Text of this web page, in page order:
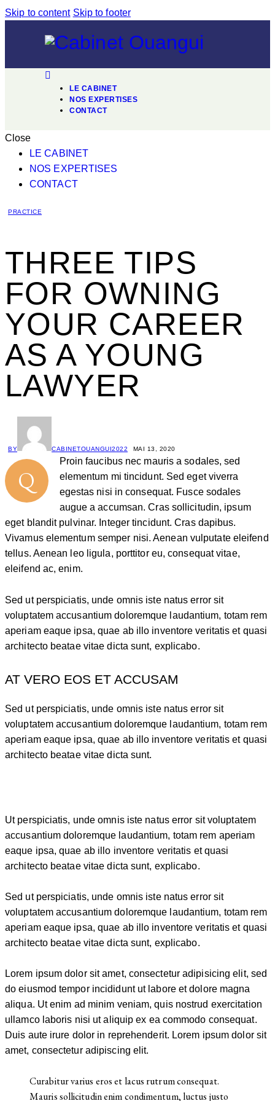
Skip to content Skip to footer
LE CABINET
NOS EXPERTISES
CONTACT
Close
LE CABINET
NOS EXPERTISES
CONTACT
PRACTICE
THREE TIPS
FOR OWNING
YOUR CAREER
AS A YOUNG
LAWYER
BY CABINETOUANGUI2022 MAI 13, 2020
Q
Proin faucibus nec mauris a sodales, sed
elementum mi tincidunt. Sed eget viverra
egestas nisi in consequat. Fusce sodales
augue a accumsan. Cras sollicitudin, ipsum
eget blandit pulvinar. Integer tincidunt. Cras dapibus.
Vivamus elementum semper nisi. Aenean vulputate eleifend
tellus. Aenean leo ligula, porttitor eu, consequat vitae,
eleifend ac, enim.
Sed ut perspiciatis, unde omnis iste natus error sit
voluptatem accusantium doloremque laudantium, totam rem
aperiam eaque ipsa, quae ab illo inventore veritatis et quasi
architecto beatae vitae dicta sunt, explicabo.
AT VERO EOS ET ACCUSAM
Sed ut perspiciatis, unde omnis iste natus error sit
voluptatem accusantium doloremque laudantium, totam rem
aperiam eaque ipsa, quae ab illo inventore veritatis et quasi
architecto beatae vitae dicta sunt.
Ut perspiciatis, unde omnis iste natus error sit voluptatem
accusantium doloremque laudantium, totam rem aperiam
eaque ipsa, quae ab illo inventore veritatis et quasi
architecto beatae vitae dicta sunt, explicabo.
Sed ut perspiciatis, unde omnis iste natus error sit
voluptatem accusantium doloremque laudantium, totam rem
aperiam eaque ipsa, quae ab illo inventore veritatis et quasi
architecto beatae vitae dicta sunt, explicabo.
Lorem ipsum dolor sit amet, consectetur adipisicing elit, sed
do eiusmod tempor incididunt ut labore et dolore magna
aliqua. Ut enim ad minim veniam, quis nostrud exercitation
ullamco laboris nisi ut aliquip ex ea commodo consequat.
Duis aute irure dolor in reprehenderit. Lorem ipsum dolor sit
amet, consectetur adipiscing elit.
Curabitur varius eros et lacus rutrum consequat.
Mauris sollicitudin enim condimentum, luctus justo